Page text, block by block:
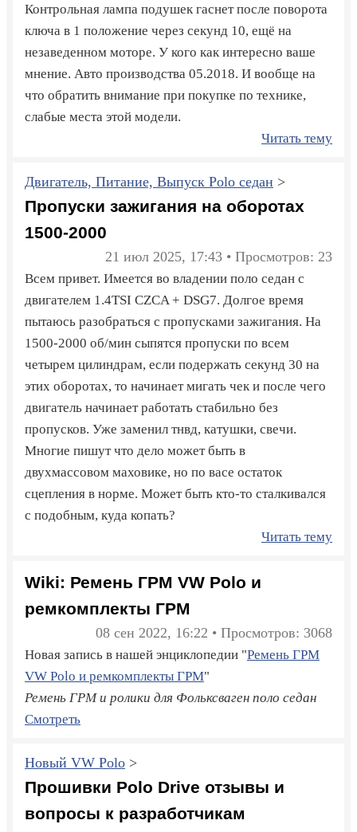
Контрольная лампа подушек гаснет после поворота
ключа в 1 положение через секунд 10, ещё на
незаведенном моторе. У кого как интересно ваше
мнение. Авто производства 05.2018. И вообще на
что обратить внимание при покупке по технике,
слабые места этой модели.
Читать тему
Двигатель, Питание, Выпуск Polo седан >
Пропуски зажигания на оборотах
1500-2000
21 июл 2025, 17:43 • Просмотров: 23
Всем привет. Имеется во владении поло седан с
двигателем 1.4TSI CZCA + DSG7. Долгое время
пытаюсь разобраться с пропусками зажигания. На
1500-2000 об/мин сыпятся пропуски по всем
четырем цилиндрам, если подержать секунд 30 на
этих оборотах, то начинает мигать чек и после чего
двигатель начинает работать стабильно без
пропусков. Уже заменил тнвд, катушки, свечи.
Многие пишут что дело может быть в
двухмассовом маховике, но по васе остаток
сцепления в норме. Может быть кто-то сталкивался
с подобным, куда копать?
Читать тему
Wiki: Ремень ГРМ VW Polo и
ремкомплекты ГРМ
08 сен 2022, 16:22 • Просмотров: 3068
Новая запись в нашей энциклопедии "Ремень ГРМ
VW Polo и ремкомплекты ГРМ"
Ремень ГРМ и ролики для Фольксваген поло седан
Смотреть
Новый VW Polo >
Прошивки Polo Drive отзывы и
вопросы к разработчикам